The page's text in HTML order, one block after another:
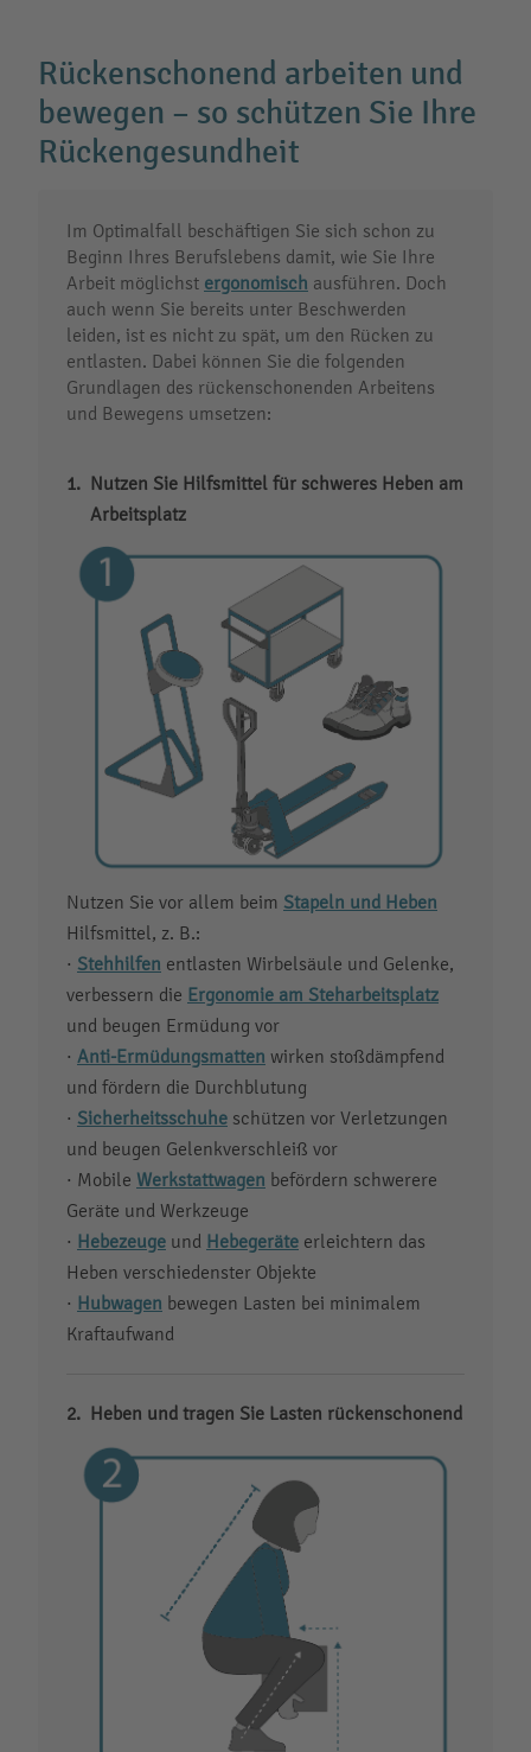
Rückenschonend arbeiten und
bewegen – so schützen Sie Ihre
Rückengesundheit
Im Optimalfall beschäftigen Sie sich schon zu
Beginn Ihres Berufslebens damit, wie Sie Ihre
Arbeit möglichst ergonomisch ausführen. Doch
auch wenn Sie bereits unter Beschwerden
leiden, ist es nicht zu spät, um den Rücken zu
entlasten. Dabei können Sie die folgenden
Grundlagen des rückenschonenden Arbeitens
und Bewegens umsetzen:
Nutzen Sie Hilfsmittel für schweres Heben am
Arbeitsplatz
Nutzen Sie vor allem beim Stapeln und Heben
Hilfsmittel, z. B.:
· Stehhilfen entlasten Wirbelsäule und Gelenke,
verbessern die Ergonomie am Steharbeitsplatz
und beugen Ermüdung vor
· Anti-Ermüdungsmatten wirken stoßdämpfend
und fördern die Durchblutung
· Sicherheitsschuhe schützen vor Verletzungen
und beugen Gelenkverschleiß vor
· Mobile Werkstattwagen befördern schwerere
Geräte und Werkzeuge
· Hebezeuge und Hebegeräte erleichtern das
Heben verschiedenster Objekte
· Hubwagen bewegen Lasten bei minimalem
Kraftaufwand
Heben und tragen Sie Lasten rückenschonend